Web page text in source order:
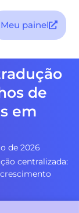
Meu painel
de
em
de 2026
centralizada: